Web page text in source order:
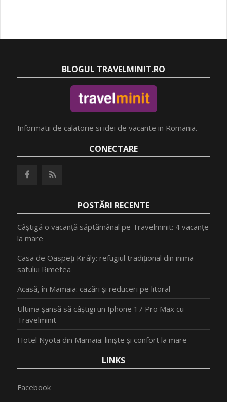
BLOGUL TRAVELMINIT.RO
Informatii de calatorie si idei de vacante in Romania.
CONECTARE
POSTĂRI RECENTE
Câștigă o vacanță săptămânal pe Travelminit: 4 vacanțe
la mare
Casa de Oaspeți Király: refugiul tradițional din inima
satului Rimetea
Acasă, în Mamaia: cazări și reduceri pe litoral
Ultima șansă să câștigi un Iphone 17 Pro Max cu
Travelminit
Hotel Nyota din Mamaia: liniște și confort la mare
LINKS
Facebook